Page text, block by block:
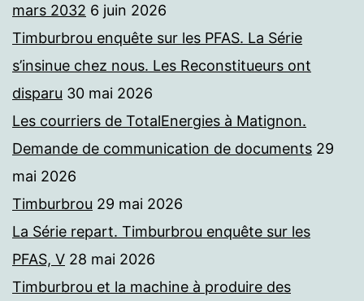
mars 2032 6 juin 2026
Timburbrou enquête sur les PFAS. La Série
s’insinue chez nous. Les Reconstitueurs ont
disparu 30 mai 2026
Les courriers de TotalEnergies à Matignon.
Demande de communication de documents 29
mai 2026
Timburbrou 29 mai 2026
La Série repart. Timburbrou enquête sur les
PFAS, V 28 mai 2026
Timburbrou et la machine à produire des